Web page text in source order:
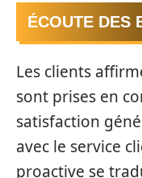
ÉCOUTE DES
Les clients
sont prises en
satisfaction
avec le service
proactive se